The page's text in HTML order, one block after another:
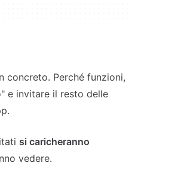
concreto. Perché funzioni,
e invitare il resto delle
si caricheranno
vedere.